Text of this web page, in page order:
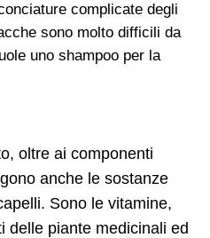
complicate degli
sono molto difficili da
uno shampoo per la
oltre ai componenti
anche le sostanze
Sono le vitamine,
delle piante medicinali ed